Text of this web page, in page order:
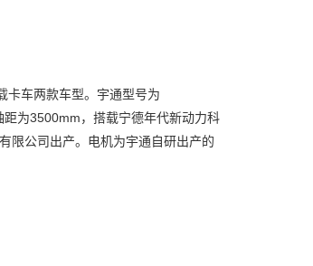
车两款车型。宇通型号为
为3500mm，搭载宁德年代新动力科
限公司出产。电机为宇通自研出产的